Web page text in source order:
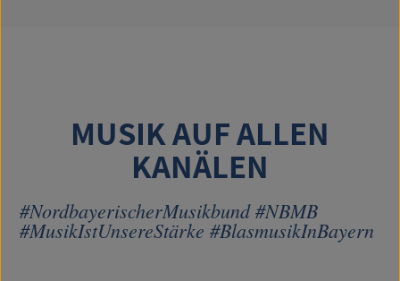
MUSIK AUF ALLEN
KANÄLEN
#NordbayerischerMusikbund #NBMB
#MusikIstUnsereStärke #BlasmusikInBayern